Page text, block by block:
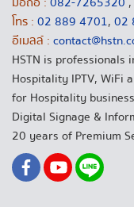
โทร : 02 889 4701, 02
อีเมลล์ :
HSTN is professionals
Hospitality IPTV, WiFi
for Hospitality
Digital Signage &
20 years of Premium